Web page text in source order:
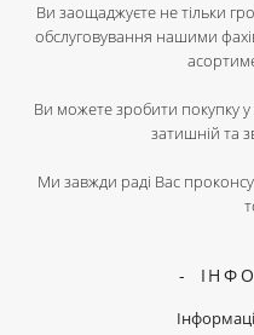
Ви заощаджуєте не тільки
обслуговування нашими
Ви можете зробити покупку у
затишній та
Ми завжди раді Вас